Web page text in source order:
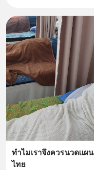
ทำไมเราจึงควรนวดแผน
ไทย